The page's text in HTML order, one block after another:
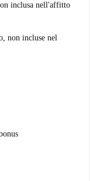
inclusa nell'affitto
non incluse nel